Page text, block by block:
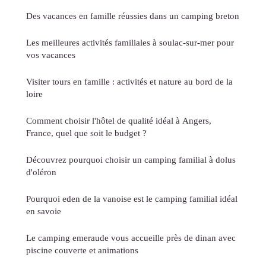
Des vacances en famille réussies dans un camping breton
Les meilleures activités familiales à soulac-sur-mer pour
vos vacances
Visiter tours en famille : activités et nature au bord de la
loire
Comment choisir l'hôtel de qualité idéal à Angers,
France, quel que soit le budget ?
Découvrez pourquoi choisir un camping familial à dolus
d'oléron
Pourquoi eden de la vanoise est le camping familial idéal
en savoie
Le camping emeraude vous accueille près de dinan avec
piscine couverte et animations